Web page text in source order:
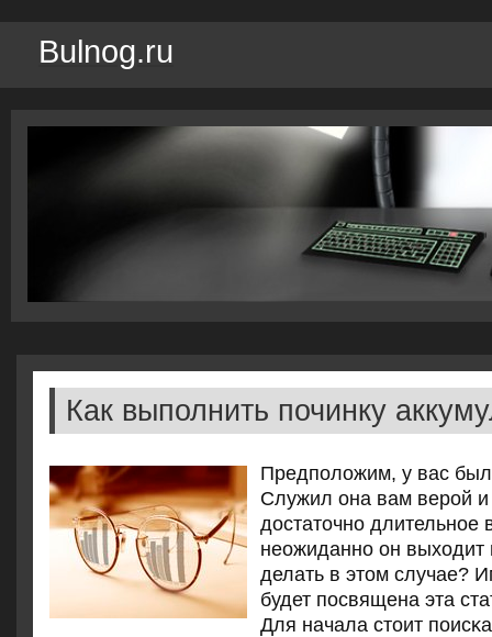
Bulnog.ru
Как выполнить починку
Предположим, у вас был
Служил она вам верой
достаточно длительное
неожиданно он выходит
делать в этом случае?
будет посвящена эта
Для начала стоит